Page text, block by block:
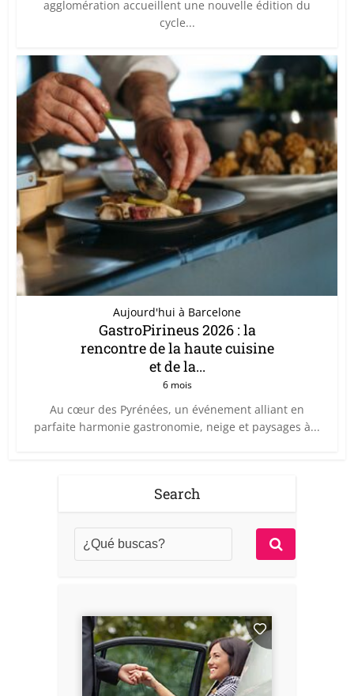
agglomération accueillent une nouvelle édition du
cycle...
Aujourd'hui à Barcelone
GastroPirineus 2026 : la
rencontre de la haute cuisine
et de la...
6 mois
Au cœur des Pyrénées, un événement alliant en
parfaite harmonie gastronomie, neige et paysages à...
Search